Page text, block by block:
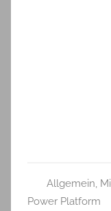
Allgemein,
Power Platform